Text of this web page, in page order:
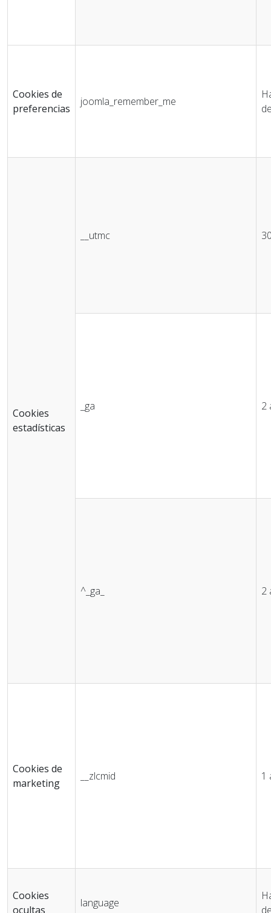
Cookies de
preferencias
joomla_remember_me
Cookies
estadísticas
__utmc
_ga 2
^_ga_ 2
Cookies de
marketing
__zlcmid 1
Cookies
ocultas
language